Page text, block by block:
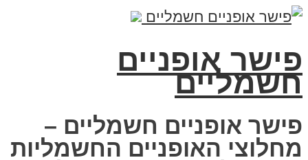
פישר אופניים
חשמליים
פישר אופניים חשמליים –
מחלוצי האופניים החשמליות